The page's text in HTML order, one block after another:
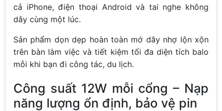
cả iPhone, điện thoại Android và tai nghe không
dây cùng một lúc.
Sản phẩm dọn dẹp hoàn toàn mớ dây nhợ lộn xộn
trên bàn làm việc và tiết kiệm tối đa diện tích balo
mỗi khi bạn đi công tác, du lịch.
Công suất 12W mỗi cổng – Nạp
năng lượng ổn định, bảo vệ pin